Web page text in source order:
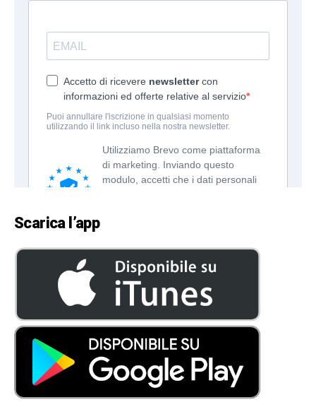
Scarica l’app